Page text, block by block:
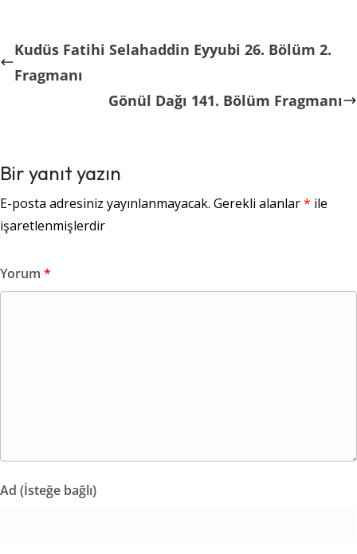
Kudüs Fatihi Selahaddin Eyyubi 26. Bölüm 2.
Fragmanı
Gönül Dağı 141. Bölüm Fragmanı
Bir yanıt yazın
E-posta adresiniz yayınlanmayacak. Gerekli alanlar* ile
işaretlenmişlerdir
Yorum *
Ad (İsteğe bağlı)